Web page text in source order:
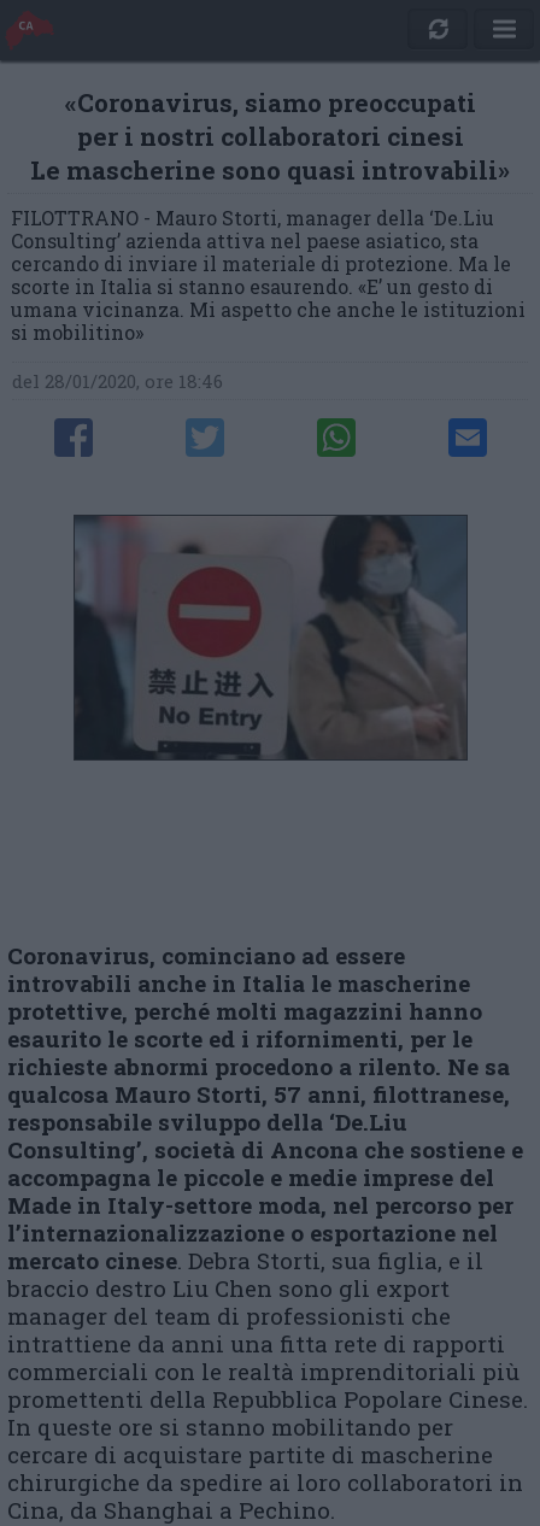
«Coronavirus, siamo preoccupati
per i nostri collaboratori cinesi
Le mascherine sono quasi introvabili»
FILOTTRANO - Mauro Storti, manager della ‘De.Liu
Consulting’ azienda attiva nel paese asiatico, sta
cercando di inviare il materiale di protezione. Ma le
scorte in Italia si stanno esaurendo. «E’ un gesto di
umana vicinanza. Mi aspetto che anche le istituzioni
si mobilitino»
del 28/01/2020, ore 18:46
Coronavirus, cominciano ad essere
introvabili anche in Italia le mascherine
protettive, perché molti magazzini hanno
esaurito le scorte ed i rifornimenti, per le
richieste abnormi procedono a rilento. Ne sa
qualcosa Mauro Storti, 57 anni, filottranese,
responsabile sviluppo della ‘De.Liu
Consulting’, società di Ancona che sostiene e
accompagna le piccole e medie imprese del
Made in Italy-settore moda, nel percorso per
l’internazionalizzazione o esportazione nel
mercato cinese. Debra Storti, sua figlia, e il
braccio destro Liu Chen sono gli export
manager del team di professionisti che
intrattiene da anni una fitta rete di rapporti
commerciali con le realtà imprenditoriali più
promettenti della Repubblica Popolare Cinese.
In queste ore si stanno mobilitando per
cercare di acquistare partite di mascherine
chirurgiche da spedire ai loro collaboratori in
Cina, da Shanghai a Pechino.